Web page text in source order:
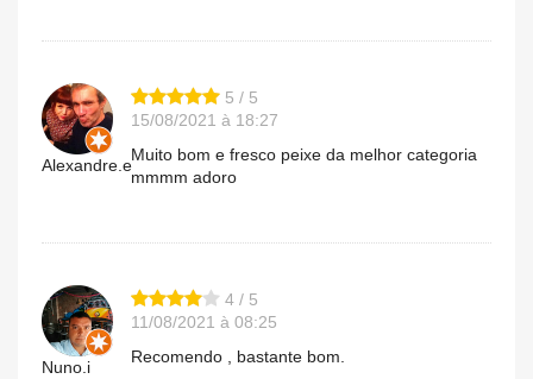
Alexandre.e
5 / 5
15/08/2021 à 18:27
Muito bom e fresco peixe da melhor categoria
mmmm adoro
Nuno.i
4 / 5
11/08/2021 à 08:25
Recomendo , bastante bom.